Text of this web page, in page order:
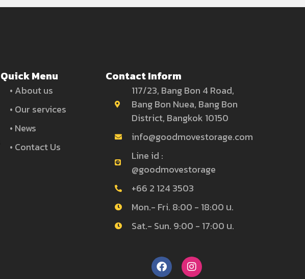
Quick Menu
• About us
• Our services
• News
• Contact Us
Contact Inform
117/23, Bang Bon 4 Road,
Bang Bon Nuea, Bang Bon
District, Bangkok 10150
info@goodmovestorage.com
Line id :
@goodmovestorage
+66 2 124 3503
Mon.- Fri. 8:00 - 18:00 น.
Sat.- Sun. 9:00 - 17:00 น.